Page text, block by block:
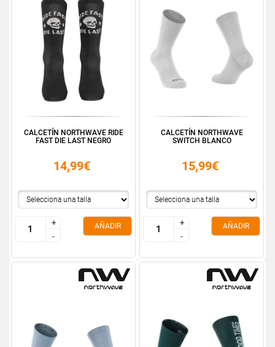
CALCETÍN NORTHWAVE RIDE
FAST DIE LAST NEGRO
14,99€
+
-
+
-
AÑADIR
CALCETÍN NORTHWAVE
SWITCH BLANCO
15,99€
+
-
+
-
AÑADIR